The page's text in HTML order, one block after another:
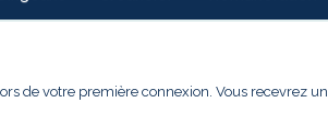
de votre première connexion. Vous recevrez